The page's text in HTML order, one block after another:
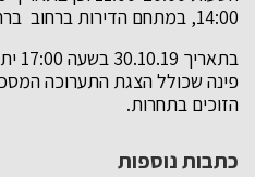
14:00, במתחם הדירות ברחוב ברח' ז'בוטינסקי 12-14 רעננה.
פינה שכולל הצגת התערוכה
הזוכים בתחרות.
כתבות נוספות